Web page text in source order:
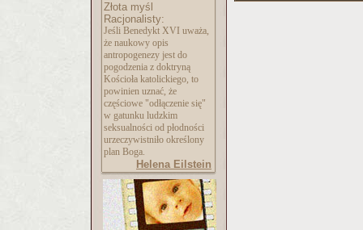
Złota myśl
Racjonalisty:
Jeśli Benedykt XVI uważa,
że naukowy opis
antropogenezy jest do
pogodzenia z doktryną
Kościoła katolickiego, to
powinien uznać, że
częściowe "odłączenie się"
w gatunku ludzkim
seksualności od płodności
urzeczywistniło określony
plan Boga.
Helena Eilstein